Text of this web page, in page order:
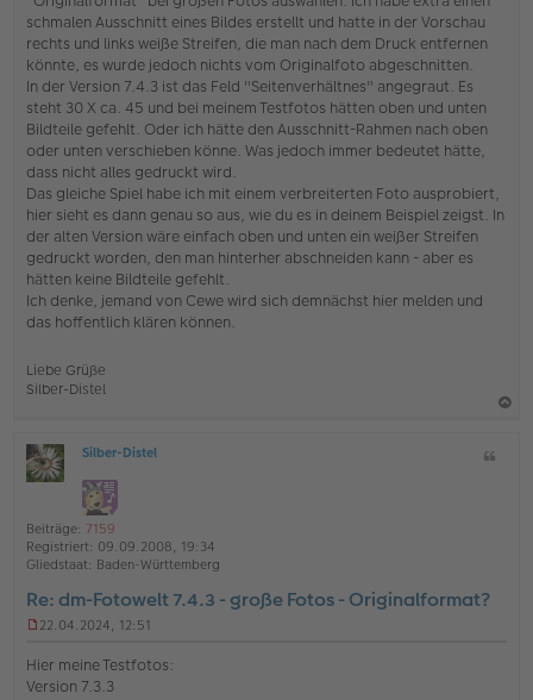
e
l
e
s
n
e
r
B
e
t
r
a
g
schmalen Ausschnitt eines Bildes erstellt und hatte in der Vorschau
rechts und links weiße Streifen, die man nach dem Druck entfernen
könnte, es wurde jedoch nichts vom Originalfoto abgeschnitten.
In der Version 7.4.3 ist das Feld "Seitenverhältnes" angegraut. Es
steht 30 X ca. 45 und bei meinem Testfotos hätten oben und unten
Bildteile gefehlt. Oder ich hätte den Ausschnitt-Rahmen nach oben
oder unten verschieben könne. Was jedoch immer bedeutet hätte,
dass nicht alles gedruckt wird.
Das gleiche Spiel habe ich mit einem verbreiterten Foto ausprobiert,
hier sieht es dann genau so aus, wie du es in deinem Beispiel zeigst. In
der alten Version wäre einfach oben und unten ein weißer Streifen
gedruckt worden, den man hinterher abschneiden kann - aber es
hätten keine Bildteile gefehlt.
Ich denke, jemand von Cewe wird sich demnächst hier melden und
das hoffentlich klären können.
Liebe Grüße
Silber-Distel
ff
n
e
Silber-Distel
Beiträge: 7159
Registriert: 09.09.2008, 19:34
Gliedstaat: Baden-Württemberg
Re: dm-Fotowelt 7.4.3 - große Fotos - Originalformat?
g
e
22.04.2024, 12:51
Hier meine Testfotos:
Version 7.3.3